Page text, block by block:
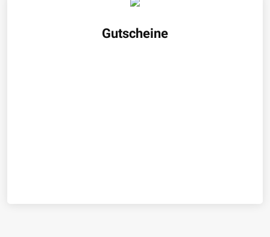
Gutscheine